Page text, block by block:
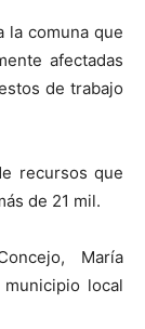
la comuna que
afectadas
de trabajo
recursos que
de 21 mil.
María
local